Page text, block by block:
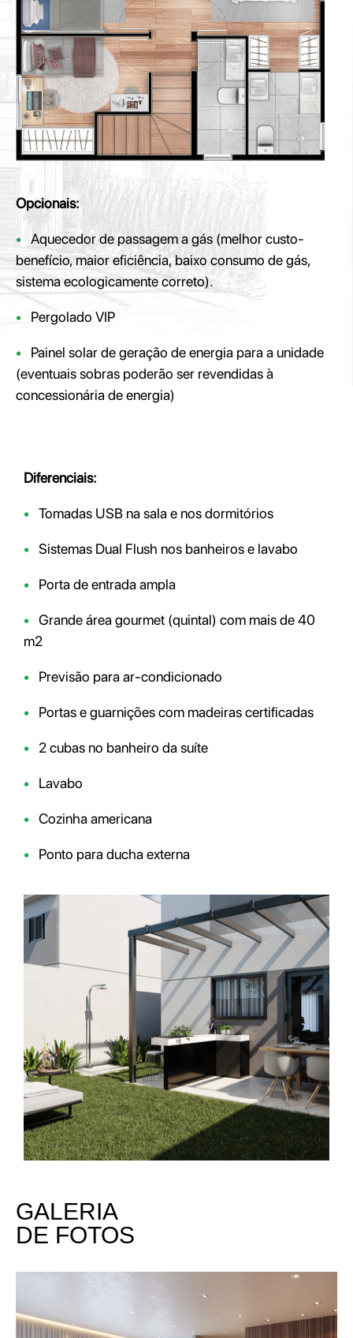
Opcionais:
• Aquecedor de passagem a gás (melhor custo-
benefício, maior eficiência, baixo consumo de gás,
sistema ecologicamente correto).
• Pergolado VIP
•
Painel solar de geração de energia para a unidade
(eventuais sobras poderão ser revendidas à
concessionária de energia)
Diferenciais:
• Tomadas USB na sala e nos dormitórios
• Sistemas Dual Flush nos banheiros e lavabo
• Porta de entrada ampla
• Grande área gourmet (quintal) com mais de 40
m2
• Previsão para ar-condicionado
• Portas e guarnições com madeiras certificadas
• 2 cubas no banheiro da suíte
• Lavabo
• Cozinha americana
• Ponto para ducha externa
GALERIA
DE FOTOS